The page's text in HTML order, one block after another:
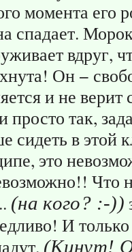
момента его
спадает.
вдруг,
Он −
и не верит
просто так,
сидеть в этой
это
Что
(на кого? :-))
И
(Кинут!